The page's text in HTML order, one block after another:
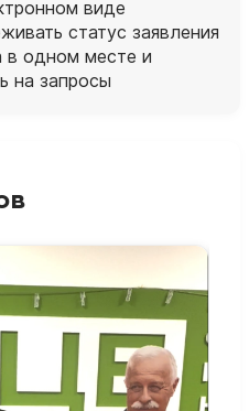
виде
статус заявления
в одном месте и
на запросы